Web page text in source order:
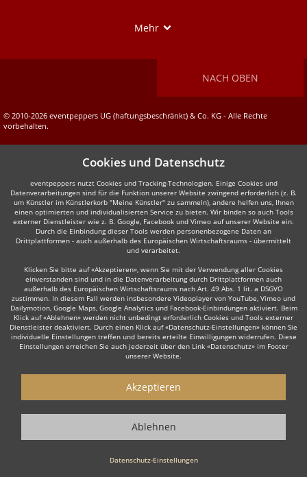
Mehr
NACH OBEN
© 2010-2026 eventpeppers UG (haftungsbeschränkt) & Co. KG - Alle Rechte
vorbehalten.
Cookies und Datenschutz
eventpeppers nutzt Cookies und Tracking-Technologien. Einige Cookies und
Datenverarbeitungen sind für die Funktion unserer Website zwingend erforderlich (z. B.
um Künstler im Künstlerkorb "Meine Künstler" zu sammeln), andere helfen uns, Ihnen
einen optimierten und individualisierten Service zu bieten. Wir binden so auch Tools
externer Dienstleister wie z. B. Google, Facebook und Vimeo auf unserer Website ein.
Durch die Einbindung dieser Tools werden personenbezogene Daten an
Drittplattformen - auch außerhalb des Europäischen Wirtschaftsraums - übermittelt
und verarbeitet.
Klicken Sie bitte auf «Akzeptieren», wenn Sie mit der Verwendung aller Cookies
einverstanden sind und in die Datenverarbeitung durch Drittplattformen auch
außerhalb des Europäischen Wirtschaftsraums nach Art. 49 Abs. 1 lit. a DSGVO
zustimmen. In diesem Fall werden insbesondere Videoplayer von YouTube, Vimeo und
Dailymotion, Google Maps, Google Analytics und Facebook-Einbindungen aktiviert. Beim
Klick auf «Ablehnen» werden nicht unbedingt erforderlich Cookies und Tools externer
Dienstleister deaktiviert. Durch einen Klick auf «Datenschutz-Einstellungen» können Sie
individuelle Einstellungen treffen und bereits erteilte Einwilligungen widerrufen. Diese
Einstellungen erreichen Sie auch jederzeit über den Link «Datenschutz» im Footer
unserer Website.
Datenschutz-Einstellungen
Akzeptieren
Ablehnen